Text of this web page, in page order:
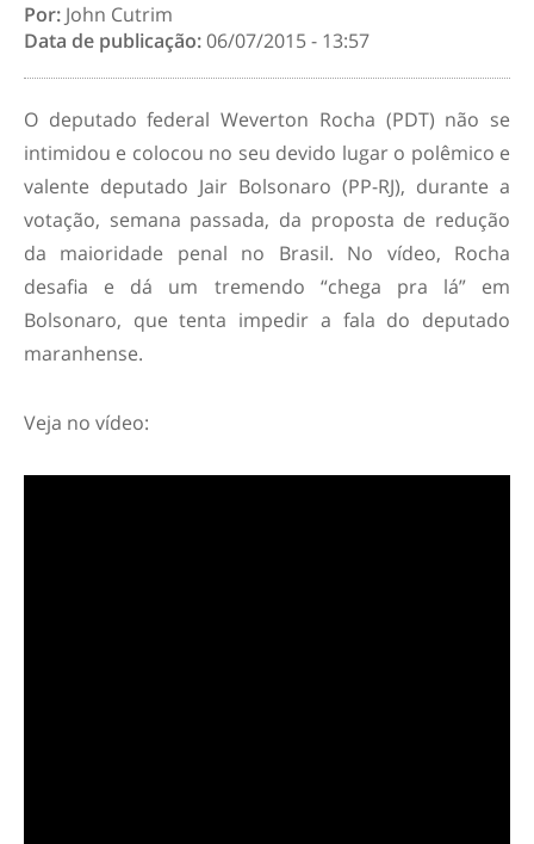
Por: John Cutrim
Data de publicação:06/07/2015 - 13:57
O deputado federal Weverton Rocha (PDT) não se
intimidou e colocou no seu devido lugar o polêmico e
valente deputado Jair Bolsonaro (PP-RJ), durante a
votação, semana passada, da proposta de redução
da maioridade penal no Brasil. No vídeo, Rocha
desafia e dá um tremendo “chega pra lá” em
Bolsonaro, que tenta impedir a fala do deputado
maranhense.
Veja no vídeo: